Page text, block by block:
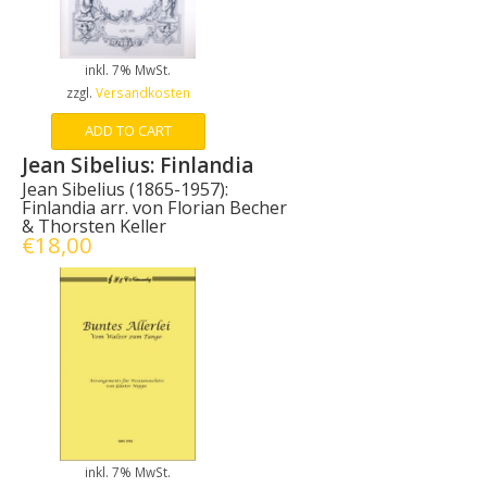
inkl. 7% MwSt.
zzgl. Versandkosten
ADD TO CART
Jean Sibelius: Finlandia
Jean Sibelius (1865-1957):
Finlandia arr. von Florian Becher
& Thorsten Keller
€18,00
inkl. 7% MwSt.